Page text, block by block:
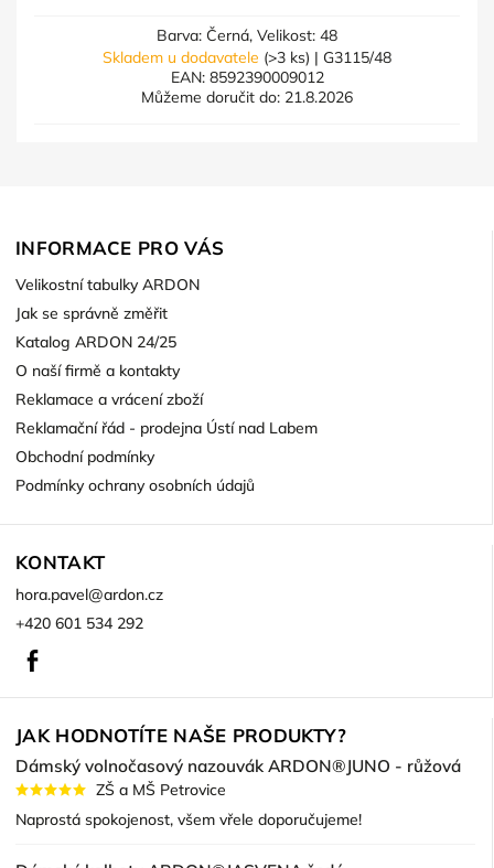
Barva: Černá, Velikost: 48
Skladem u dodavatele (>3 ks) | G3115/48
EAN: 8592390009012
Můžeme doručit do: 21.8.2026
INFORMACE PRO VÁS
Velikostní tabulky ARDON
Jak se správně změřit
Katalog ARDON 24/25
O naší firmě a kontakty
Reklamace a vrácení zboží
Reklamační řád - prodejna Ústí nad Labem
Obchodní podmínky
Podmínky ochrany osobních údajů
KONTAKT
hora.pavel@ardon.cz
+420 601 534 292
JAK HODNOTÍTE NAŠE PRODUKTY?
Dámský volnočasový nazouvák ARDON®JUNO - růžová
ZŠ a MŠ Petrovice
Naprostá spokojenost, všem vřele doporučujeme!